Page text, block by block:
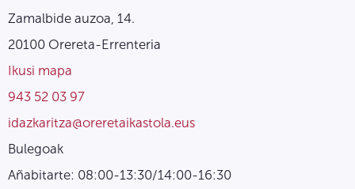
Zamalbide auzoa, 14.
20100 Orereta-Errenteria
Ikusi mapa
943 52 03 97
idazkaritza@oreretaikastola.eus
Bulegoak
Añabitarte: 08:00-13:30/14:00-16:30